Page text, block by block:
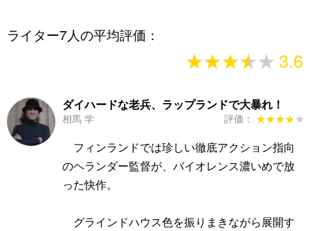
ライター7人の平均評価：
★★★★★
★★★★★ 3.6
ダイハードな老兵、ラップランドで大暴れ！
相馬 学 評価： ★★★★★
★★★★★
フィンランドでは珍しい徹底アクション指向
のヘランダー監督が、バイオレンス濃いめで放
った快作。
グラインドハウス色を振りまきながら展開す